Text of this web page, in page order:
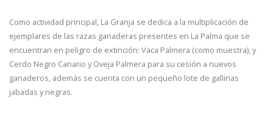
Como actividad principal, La Granja se dedica a la multiplicación de
ejemplares de las razas ganaderas presentes en La Palma que se
encuentran en peligro de extinción: Vaca Palmera (como muestra), y
Cerdo Negro Canario y Oveja Palmera para su cesión a nuevos
ganaderos, además se cuenta con un pequeño lote de gallinas
jabadas y negras.